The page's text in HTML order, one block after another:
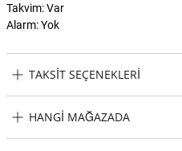
Takvim: Var
Alarm: Yok
TAKSIT SEÇENEKLERI
HANGI MAĞAZADA